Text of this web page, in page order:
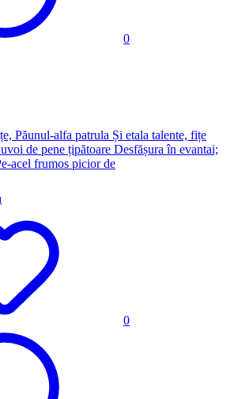
0
Păunul-alfa patrula Și etala talente, fițe
de pene țipătoare Desfășura în evantai;
acel frumos picior de
0